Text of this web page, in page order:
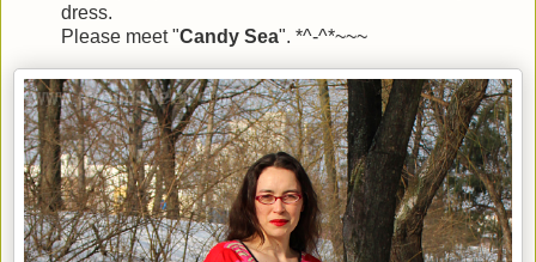
dress.
Please meet "Candy Sea". *^-^*~~~